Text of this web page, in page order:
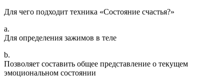
Для чего подходит техника «Состояние счастья?»
a.
Для определения зажимов в теле
b.
Позволяет составить общее представление о текущем
эмоциональном состоянии